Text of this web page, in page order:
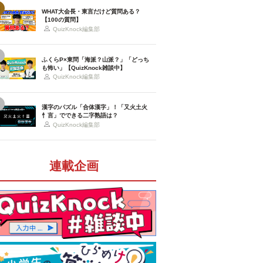
WHAT大会長・東言だけど質問ある？
【100の質問】
QuizKnock編集部
ふくらP×東問「海派？山派？」「どっち
も怖い」【QuizKnock雑談中】
QuizKnock編集部
漢字のパズル「合体漢字」！「又火土火
忄言」でできる二字熟語は？
QuizKnock編集部
連載企画